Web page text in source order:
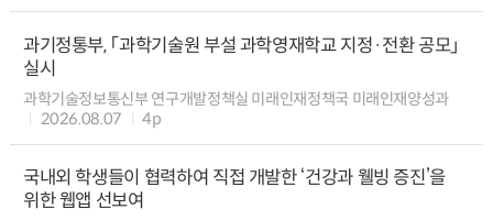
과기정통부, 「과학기술원 부설 과학영재학교 지정·전환 공모」
실시
과학기술정보통신부 연구개발정책실 미래인재정책국 미래인재양성과
2026.08.07
4p
국내외 학생들이 협력하여 직접 개발한 ‘건강과 웰빙 증진’을
위한 웹앱 선보여